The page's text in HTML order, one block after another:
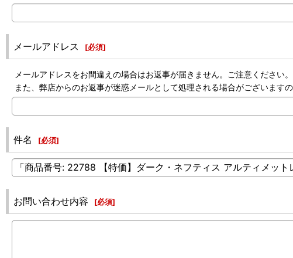
メールアドレス [必須]
メールアドレスをお間違えの場合はお返事が届きません。ご注意ください。
また、弊店からのお返事が迷惑メールとして処理される場合がございます
件名 [必須]
お問い合わせ内容 [必須]